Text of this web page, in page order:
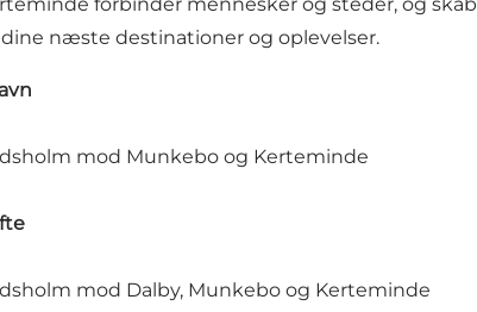
næste destinationer og oplevelser.
mod Munkebo og Kerteminde
mod Dalby, Munkebo og Kerteminde